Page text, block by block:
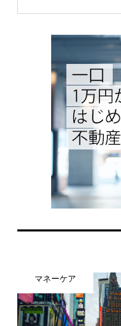
マネーケア